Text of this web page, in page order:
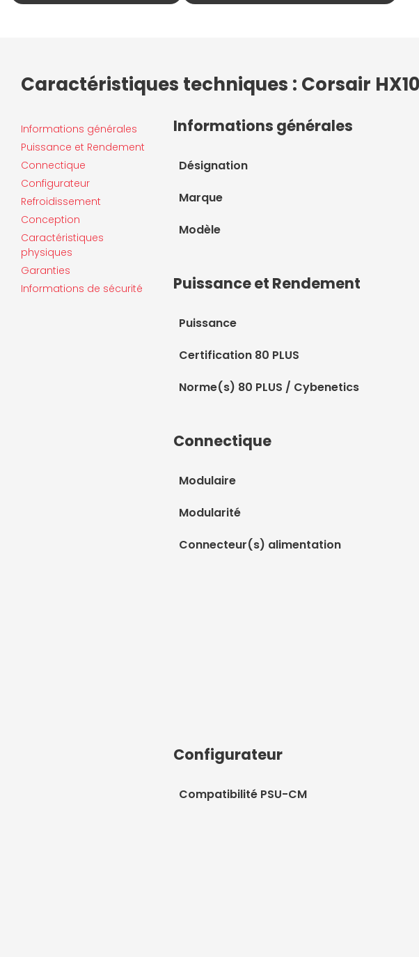
Caractéristiques techniques : Corsair
Informations générales
Puissance et Rendement
Connectique
Configurateur
Refroidissement
Conception
Caractéristiques
physiques
Garanties
Informations de sécurité
Informations générales
Désignation
Marque
Modèle
Puissance et Rendement
Puissance
Certification 80 PLUS
Norme(s) 80 PLUS / Cybenetics
Connectique
Modulaire
Modularité
Connecteur(s) alimentation
Configurateur
Compatibilité PSU-CM